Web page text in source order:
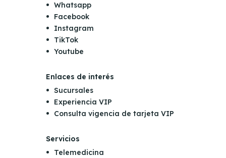
Whatsapp
Facebook
Instagram
TikTok
Youtube
Enlaces de interés
Sucursales
Experiencia VIP
Consulta vigencia de tarjeta VIP
Servicios
Telemedicina